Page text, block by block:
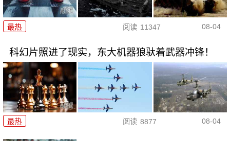
最热 阅读 11347 08-04
科幻片照进了现实，东大机器狼驮着武器冲锋！
最热 阅读 8877 08-04